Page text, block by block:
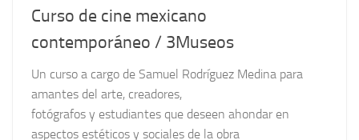
Curso de cine mexicano
contemporáneo / 3Museos
Un curso a cargo de Samuel Rodríguez Medina para
amantes del arte, creadores,
fotógrafos y estudiantes que deseen ahondar en
aspectos estéticos y sociales de la obra